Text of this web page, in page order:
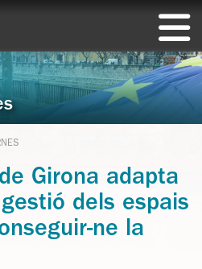
Girona adapta
dels espais
ne la